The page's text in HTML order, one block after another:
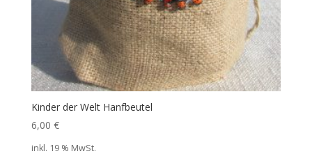
Kinder der Welt Hanfbeutel
6,00 €
inkl. 19 % MwSt.